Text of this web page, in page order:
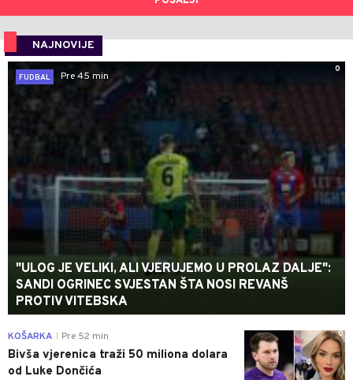
NAJNOVIJE
0
FUDBAL
Pre 45 min
"ULOG JE VELIKI, ALI VJERUJEMO U PROLAZ DALJE":
SANDI OGRINEC SVJESTAN ŠTA NOSI REVANŠ
PROTIV VITEBSKA
0
KOŠARKA Pre 52 min
Bivša vjerenica traži 50 miliona dolara
od Luke Dončića